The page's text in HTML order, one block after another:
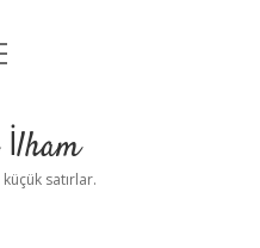
satırlar.